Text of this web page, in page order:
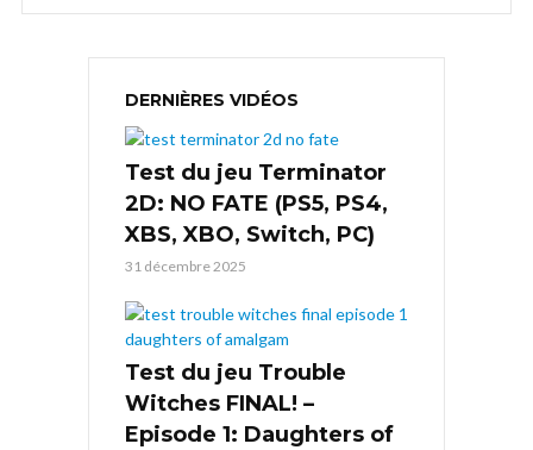
DERNIÈRES VIDÉOS
Test du jeu Terminator
2D: NO FATE (PS5, PS4,
XBS, XBO, Switch, PC)
31 décembre 2025
Test du jeu Trouble
Witches FINAL! –
Episode 1: Daughters of